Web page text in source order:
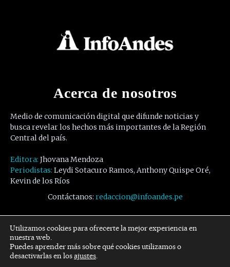
Acerca de nosotros
Medio de comunicación digital que difunde noticias y
busca revelar los hechos más importantes de la Región
Central del país.
Editora: Jhovana Mendoza
Periodistas: Leydi Sotacuro Ramos, Anthony Quispe Oré,
Kevin de los Ríos
Contáctanos: redaccion@infoandes.pe
Síguenos
Facebook Twitter Youtube
Utilizamos cookies para ofrecerte la mejor experiencia en
nuestra web.
Puedes aprender más sobre qué cookies utilizamos o
desactivarlas en losajustes.